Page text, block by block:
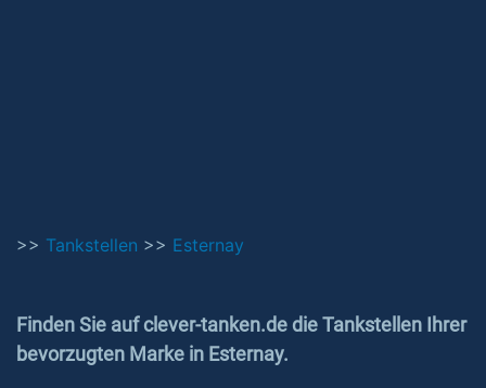
>> Tankstellen >> Esternay
Finden Sie auf clever-tanken.de die Tankstellen Ihrer
bevorzugten Marke in Esternay.